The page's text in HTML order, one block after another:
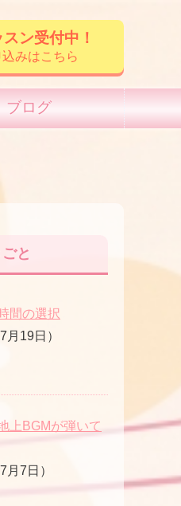
ン受付中！
込みはこちら
ブログ
と
間の選択
月19日）
上BGMが弾いて
月7日）